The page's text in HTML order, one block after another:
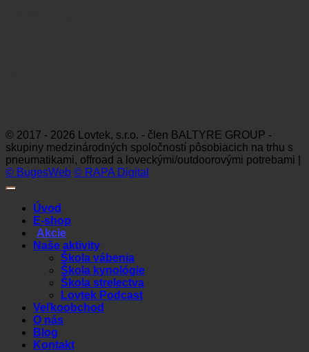
© 2017 - 2026 Lovtek, s.r.o. - člen BALTYRE GROUP -
skupiny medzinárodných spoločností pôsobiacich na trhu s
pneumatikami, offroad a loveckými/outdoorovými potrebami |
© BugesWeb © RAPA Digital
Úvod
E-shop
Akcie
Naše aktivity
Škola vábenia
Škola kynológie
Škola strelectva
Lovtek Podcast
Veľkoobchod
O nás
Blog
Kontakt